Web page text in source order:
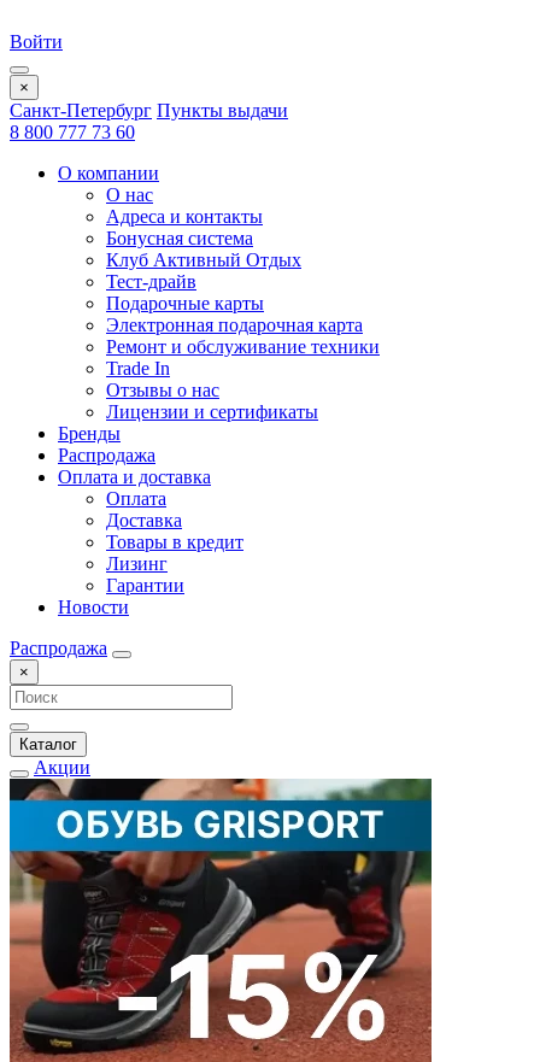
Войти
×
Санкт-Петербург Пункты выдачи
8 800 777 73 60
О компании
О нас
Адреса и контакты
Бонусная система
Клуб Активный Отдых
Тест-драйв
Подарочные карты
Электронная подарочная карта
Ремонт и обслуживание техники
Trade In
Отзывы о нас
Лицензии и сертификаты
Бренды
Распродажа
Оплата и доставка
Оплата
Доставка
Товары в кредит
Лизинг
Гарантии
Новости
Распродажа
×
Каталог
Акции